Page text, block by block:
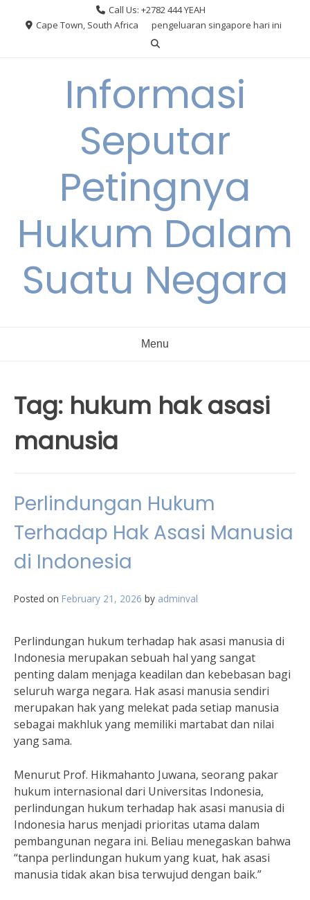
Call Us: +2782 444 YEAH
Cape Town, South Africa
pengeluaran singapore hari ini
Informasi
Seputar
Petingnya
Hukum Dalam
Suatu Negara
Menu
Tag: hukum hak asasi
manusia
Perlindungan Hukum
Terhadap Hak Asasi Manusia
di Indonesia
Posted on February 21, 2026 by adminval
Perlindungan hukum terhadap hak asasi manusia di
Indonesia merupakan sebuah hal yang sangat
penting dalam menjaga keadilan dan kebebasan bagi
seluruh warga negara. Hak asasi manusia sendiri
merupakan hak yang melekat pada setiap manusia
sebagai makhluk yang memiliki martabat dan nilai
yang sama.
Menurut Prof. Hikmahanto Juwana, seorang pakar
hukum internasional dari Universitas Indonesia,
perlindungan hukum terhadap hak asasi manusia di
Indonesia harus menjadi prioritas utama dalam
pembangunan negara ini. Beliau menegaskan bahwa
“tanpa perlindungan hukum yang kuat, hak asasi
manusia tidak akan bisa terwujud dengan baik.”